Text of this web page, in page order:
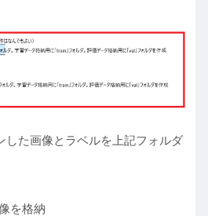
した画像とラベルを上記フォルダ
を格納